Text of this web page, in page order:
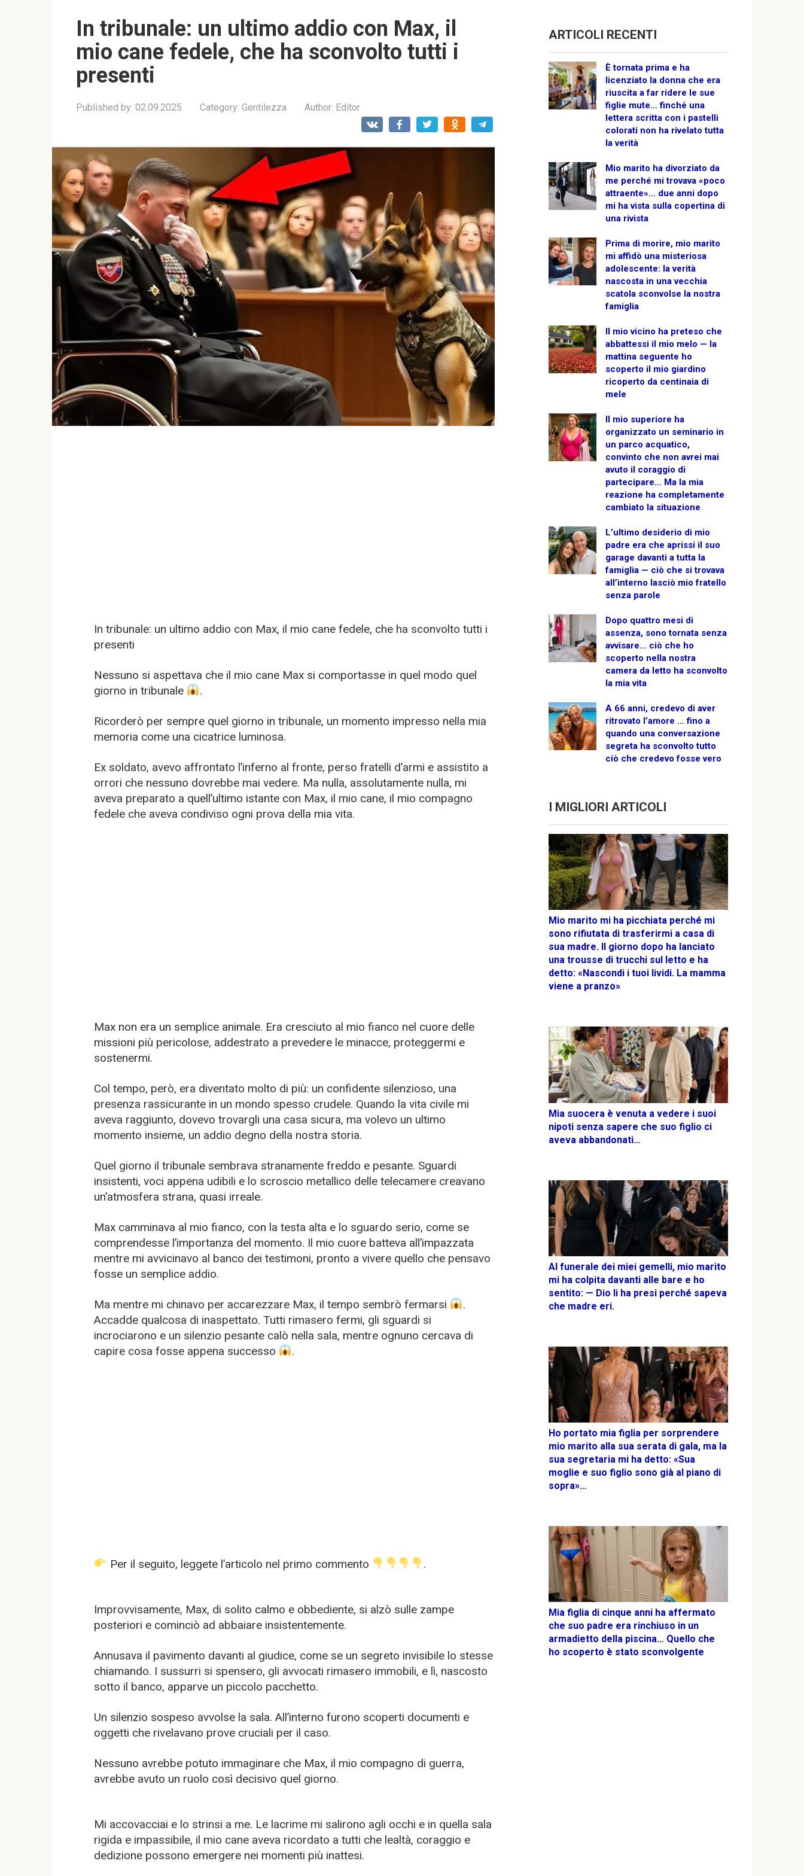
In tribunale: un ultimo addio con Max, il
mio cane fedele, che ha sconvolto tutti i
presenti
Published by: 02.09.2025 Category: Gentilezza Author: Editor
In tribunale: un ultimo addio con Max, il mio cane fedele, che ha sconvolto tutti i
presenti
Nessuno si aspettava che il mio cane Max si comportasse in quel modo quel
giorno in tribunale
.
Ricorderò per sempre quel giorno in tribunale, un momento impresso nella mia
memoria come una cicatrice luminosa.
Ex soldato, avevo affrontato l’inferno al fronte, perso fratelli d’armi e assistito a
orrori che nessuno dovrebbe mai vedere. Ma nulla, assolutamente nulla, mi
aveva preparato a quell’ultimo istante con Max, il mio cane, il mio compagno
fedele che aveva condiviso ogni prova della mia vita.
Max non era un semplice animale. Era cresciuto al mio fianco nel cuore delle
missioni più pericolose, addestrato a prevedere le minacce, proteggermi e
sostenermi.
Col tempo, però, era diventato molto di più: un confidente silenzioso, una
presenza rassicurante in un mondo spesso crudele. Quando la vita civile mi
aveva raggiunto, dovevo trovargli una casa sicura, ma volevo un ultimo
momento insieme, un addio degno della nostra storia.
Quel giorno il tribunale sembrava stranamente freddo e pesante. Sguardi
insistenti, voci appena udibili e lo scroscio metallico delle telecamere creavano
un’atmosfera strana, quasi irreale.
Max camminava al mio fianco, con la testa alta e lo sguardo serio, come se
comprendesse l’importanza del momento. Il mio cuore batteva all’impazzata
mentre mi avvicinavo al banco dei testimoni, pronto a vivere quello che pensavo
fosse un semplice addio.
Ma mentre mi chinavo per accarezzare Max, il tempo sembrò fermarsi
.
Accadde qualcosa di inaspettato. Tutti rimasero fermi, gli sguardi si
incrociarono e un silenzio pesante calò nella sala, mentre ognuno cercava di
capire cosa fosse appena successo
.
Per il seguito, leggete l’articolo nel primo commento .
Improvvisamente, Max, di solito calmo e obbediente, si alzò sulle zampe
posteriori e cominciò ad abbaiare insistentemente.
Annusava il pavimento davanti al giudice, come se un segreto invisibile lo stesse
chiamando. I sussurri si spensero, gli avvocati rimasero immobili, e lì, nascosto
sotto il banco, apparve un piccolo pacchetto.
Un silenzio sospeso avvolse la sala. All’interno furono scoperti documenti e
oggetti che rivelavano prove cruciali per il caso.
Nessuno avrebbe potuto immaginare che Max, il mio compagno di guerra,
avrebbe avuto un ruolo così decisivo quel giorno.
Mi accovacciai e lo strinsi a me. Le lacrime mi salirono agli occhi e in quella sala
rigida e impassibile, il mio cane aveva ricordato a tutti che lealtà, coraggio e
dedizione possono emergere nei momenti più inattesi.
ARTICOLI RECENTI
È tornata prima e ha
licenziato la donna che era
riuscita a far ridere le sue
figlie mute… finché una
lettera scritta con i pastelli
colorati non ha rivelato tutta
la verità
Mio marito ha divorziato da
me perché mi trovava «poco
attraente»… due anni dopo
mi ha vista sulla copertina di
una rivista
Prima di morire, mio marito
mi affidò una misteriosa
adolescente: la verità
nascosta in una vecchia
scatola sconvolse la nostra
famiglia
Il mio vicino ha preteso che
abbattessi il mio melo — la
mattina seguente ho
scoperto il mio giardino
ricoperto da centinaia di
mele
Il mio superiore ha
organizzato un seminario in
un parco acquatico,
convinto che non avrei mai
avuto il coraggio di
partecipare… Ma la mia
reazione ha completamente
cambiato la situazione
L’ultimo desiderio di mio
padre era che aprissi il suo
garage davanti a tutta la
famiglia — ciò che si trovava
all’interno lasciò mio fratello
senza parole
Dopo quattro mesi di
assenza, sono tornata senza
avvisare… ciò che ho
scoperto nella nostra
camera da letto ha sconvolto
la mia vita
A 66 anni, credevo di aver
ritrovato l’amore … fino a
quando una conversazione
segreta ha sconvolto tutto
ciò che credevo fosse vero
I MIGLIORI ARTICOLI
Mio marito mi ha picchiata perché mi
sono rifiutata di trasferirmi a casa di
sua madre. Il giorno dopo ha lanciato
una trousse di trucchi sul letto e ha
detto: «Nascondi i tuoi lividi. La mamma
viene a pranzo»
Mia suocera è venuta a vedere i suoi
nipoti senza sapere che suo figlio ci
aveva abbandonati…
Al funerale dei miei gemelli, mio marito
mi ha colpita davanti alle bare e ho
sentito: — Dio li ha presi perché sapeva
che madre eri.
Ho portato mia figlia per sorprendere
mio marito alla sua serata di gala, ma la
sua segretaria mi ha detto: «Sua
moglie e suo figlio sono già al piano di
sopra»…
Mia figlia di cinque anni ha affermato
che suo padre era rinchiuso in un
armadietto della piscina… Quello che
ho scoperto è stato sconvolgente